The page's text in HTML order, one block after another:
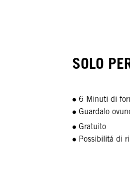
SOLO
6 Minuti di
Guardalo
Gratuito
Possibilitá di